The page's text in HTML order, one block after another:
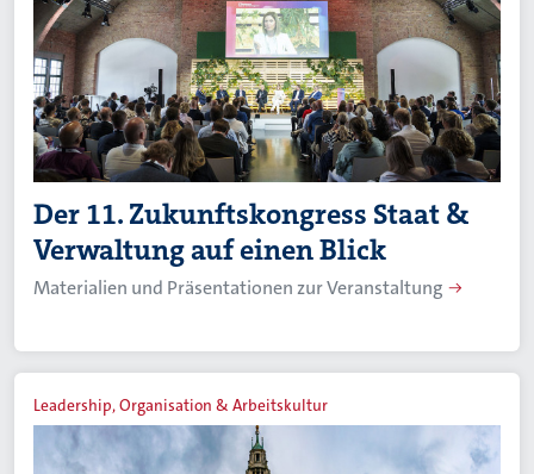
Der 11. Zukunftskongress Staat &
Verwaltung auf einen Blick
Materialien und Präsentationen zur Veranstaltung
Leadership, Organisation & Arbeitskultur